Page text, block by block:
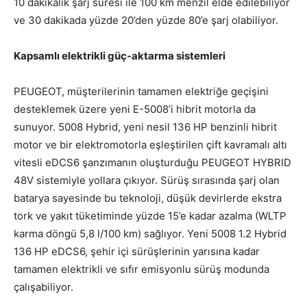
ve 30 dakikada yüzde 20’den yüzde 80’e şarj olabiliyor.
Kapsamlı elektrikli güç-aktarma sistemleri
PEUGEOT, müşterilerinin tamamen elektriğe geçişini
desteklemek üzere yeni E-5008’i hibrit motorla da
sunuyor. 5008 Hybrid, yeni nesil 136 HP benzinli hibrit
motor ve bir elektromotorla eşleştirilen çift kavramalı altı
vitesli eDCS6 şanzımanın oluşturduğu PEUGEOT HYBRID
48V sistemiyle yollara çıkıyor. Sürüş sırasında şarj olan
batarya sayesinde bu teknoloji, düşük devirlerde ekstra
tork ve yakıt tüketiminde yüzde 15’e kadar azalma (WLTP
karma döngü 5,8 l/100 km) sağlıyor. Yeni 5008 1.2 Hybrid
136 HP eDCS6, şehir içi sürüşlerinin yarısına kadar
tamamen elektrikli ve sıfır emisyonlu sürüş modunda
çalışabiliyor.